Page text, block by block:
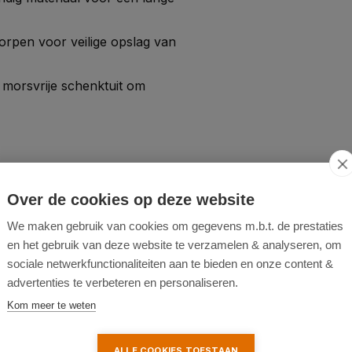
voor veilige opslag van
schenktuit om
lange reizen.
een veilige en efficiënte
Perfect voor garages,
Over de cookies op deze website
We maken gebruik van cookies om gegevens m.b.t. de prestaties
en het gebruik van deze website te verzamelen & analyseren, om
sociale netwerkfunctionaliteiten aan te bieden en onze content &
advertenties te verbeteren en personaliseren.
Kom meer te weten